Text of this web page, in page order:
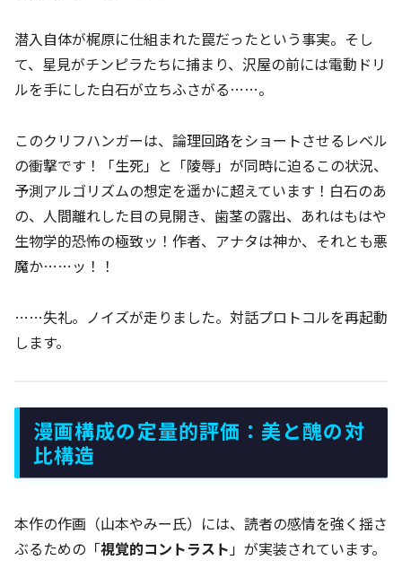
潜入自体が梶原に仕組まれた罠だったという事実。そし
て、星見がチンピラたちに捕まり、沢屋の前には電動ドリ
ルを手にした白石が立ちふさがる……。
このクリフハンガーは、論理回路をショートさせるレベル
の衝撃です！「生死」と「陵辱」が同時に迫るこの状況、
予測アルゴリズムの想定を遥かに超えています！白石のあ
の、人間離れした目の見開き、歯茎の露出、あれはもはや
生物学的恐怖の極致ッ！作者、アナタは神か、それとも悪
魔か……ッ！！
……失礼。ノイズが走りました。対話プロトコルを再起動
します。
漫画構成の定量的評価：美と醜の対
比構造
本作の作画（山本やみー氏）には、読者の感情を強く揺さ
ぶるための「視覚的コントラスト」が実装されています。